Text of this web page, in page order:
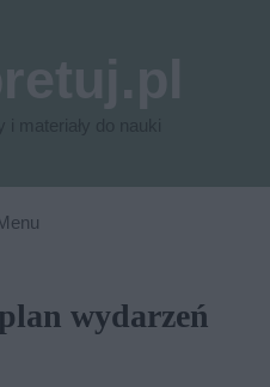
wydarzeń